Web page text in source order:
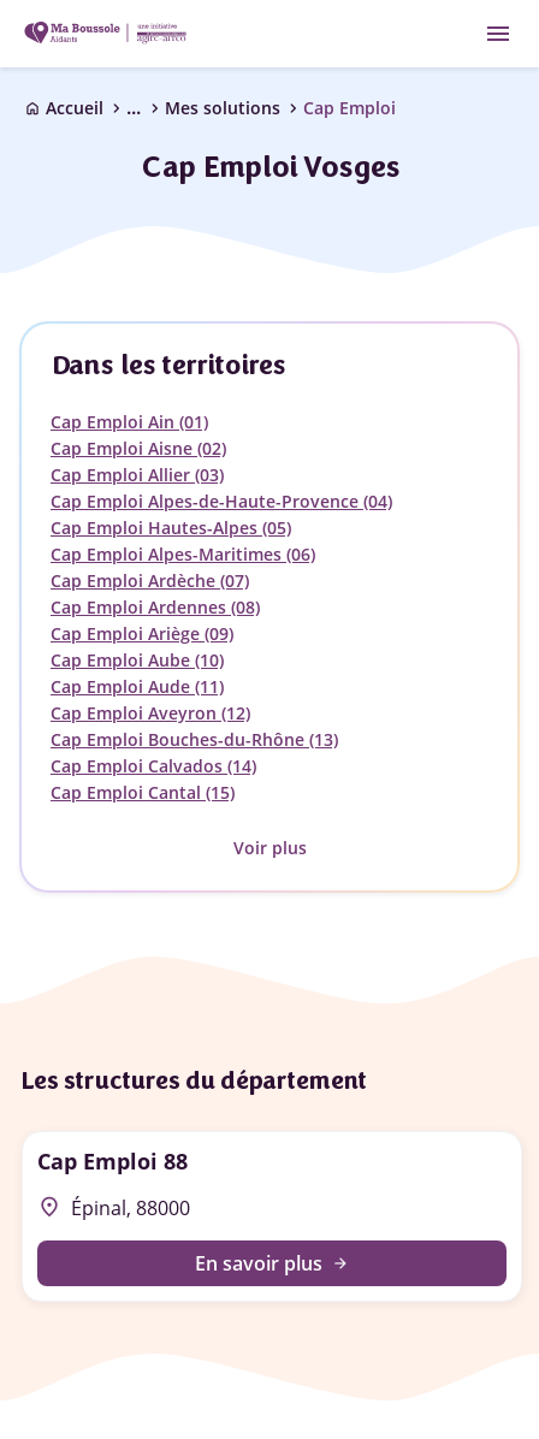
menu
home Accueil chevron_right ... chevron_right Mes solutions chevron_right Cap Emploi
Cap Emploi Vosges
Dans les territoires
Cap Emploi Ain (01)
Cap Emploi Aisne (02)
Cap Emploi Allier (03)
Cap Emploi Alpes-de-Haute-Provence (04)
Cap Emploi Hautes-Alpes (05)
Cap Emploi Alpes-Maritimes (06)
Cap Emploi Ardèche (07)
Cap Emploi Ardennes (08)
Cap Emploi Ariège (09)
Cap Emploi Aube (10)
Cap Emploi Aude (11)
Cap Emploi Aveyron (12)
Cap Emploi Bouches-du-Rhône (13)
Cap Emploi Calvados (14)
Cap Emploi Cantal (15)
Voir plus
Les structures du département
Cap Emploi 88
place Épinal, 88000
En savoir plus arrow_forward